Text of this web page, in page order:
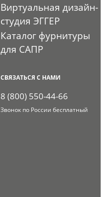
Виртуальная дизайн-
студия ЭГГЕР
Каталог фурнитуры
для САПР
СВЯЗАТЬСЯ С НАМИ
8 (800) 550-44-66
Звонок по России бесплатный